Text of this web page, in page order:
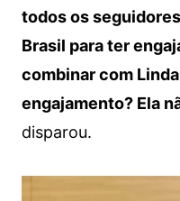
todos os
Brasil para ter
combinar com
engajamento? Ela
disparou.